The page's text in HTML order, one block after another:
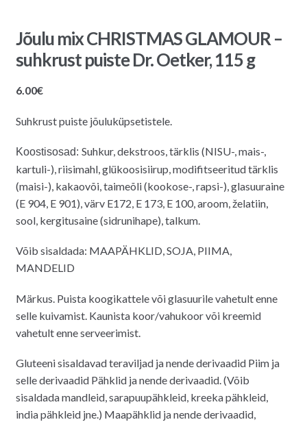
Jõulu mix CHRISTMAS GLAMOUR –
suhkrust puiste Dr. Oetker, 115 g
6.00€
Suhkrust puiste jõuluküpsetistele.
Koostisosad: Suhkur, dekstroos, tärklis (NISU-, mais-,
kartuli-), riisimahl, glükoosisiirup, modifitseeritud tärklis
(maisi-), kakaovõi, taimeõli (kookose-, rapsi-), glasuuraine
(E 904, E 901), värv E172, E 173, E 100, aroom, želatiin,
sool, kergitusaine (sidrunihape), talkum.
Võib sisaldada: MAAPÄHKLID, SOJA, PIIMA,
MANDELID
Märkus. Puista koogikattele või glasuurile vahetult enne
selle kuivamist. Kaunista koor/vahukoor või kreemid
vahetult enne serveerimist.
Gluteeni sisaldavad teraviljad ja nende derivaadid Piim ja
selle derivaadid Pähklid ja nende derivaadid. (Võib
sisaldada mandleid, sarapuupähkleid, kreeka pähkleid,
india pähkleid jne.) Maapähklid ja nende derivaadid,